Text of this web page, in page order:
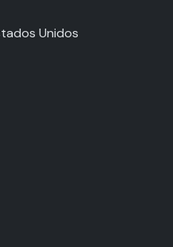
Unidos